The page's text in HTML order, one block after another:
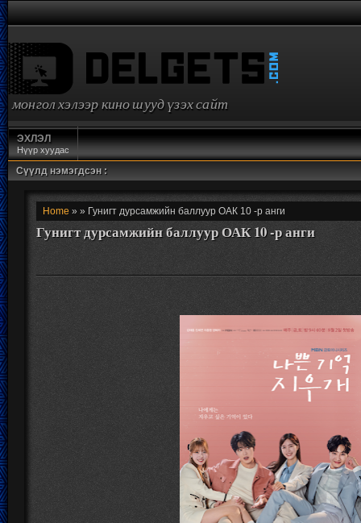
монгол хэлээр кино шууд үзэх сайт
ЭХЛЭЛ
Нүүр хуудас
Сүүлд нэмэгдсэн :
Home » » Гунигт дурсамжийн баллуур ОАК 10 -р анги
Гунигт дурсамжийн баллуур ОАК 10 -р анги